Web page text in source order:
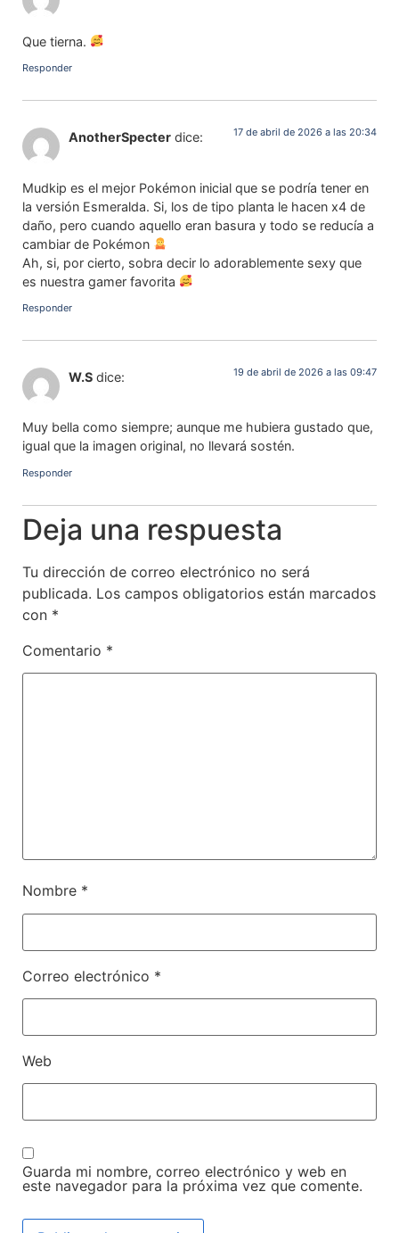
Que tierna.
Responder
AnotherSpecter dice: 17 de abril de 2026 a las 20:34
Mudkip es el mejor Pokémon inicial que se podría tener en
la versión Esmeralda. Si, los de tipo planta le hacen x4 de
daño, pero cuando aquello eran basura y todo se reducía a
cambiar de Pokémon
Ah, si, por cierto, sobra decir lo adorablemente sexy que
es nuestra gamer favorita
Responder
W.S dice: 19 de abril de 2026 a las 09:47
Muy bella como siempre; aunque me hubiera gustado que,
igual que la imagen original, no llevará sostén.
Responder
Deja una respuesta
Tu dirección de correo electrónico no será
publicada. Los campos obligatorios están marcados
con *
Comentario *
Nombre *
Correo electrónico *
Web
Guarda mi nombre, correo electrónico y web en
este navegador para la próxima vez que comente.